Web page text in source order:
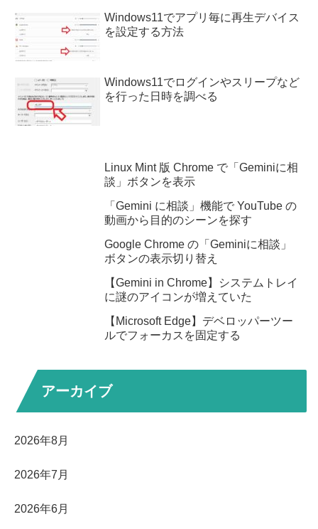
Windows11でアプリ毎に再生デバイス
を設定する方法
Windows11でログインやスリープなど
を行った日時を調べる
Linux Mint 版 Chrome で「Geminiに相
談」ボタンを表示
「Gemini に相談」機能で YouTube の
動画から目的のシーンを探す
Google Chrome の「Geminiに相談」
ボタンの表示切り替え
【Gemini in Chrome】システムトレイ
に謎のアイコンが増えていた
【Microsoft Edge】デベロッパーツー
ルでフォーカスを固定する
アーカイブ
2026年8月
2026年7月
2026年6月